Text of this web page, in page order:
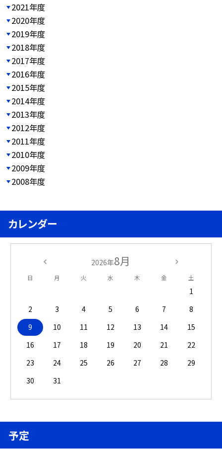
2021年度
2020年度
2019年度
2018年度
2017年度
2016年度
2015年度
2014年度
2013年度
2012年度
2011年度
2010年度
2009年度
2008年度
カレンダー
2026年8月
日 月 火 水 木 金 土
1
2
3 4 5 6 7
8
9
10 11 12 13 14
15
16
17 18 19 20 21
22
23
24 25 26 27 28
29
30
31
予定